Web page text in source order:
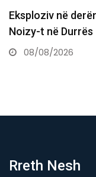
“Më shkatërruan
aktorja flet për
intime
Rreth Nesh